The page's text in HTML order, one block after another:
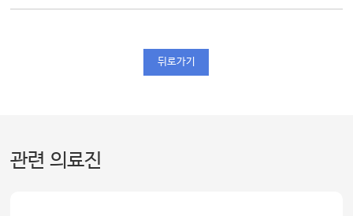
뒤로가기
관련 의료진